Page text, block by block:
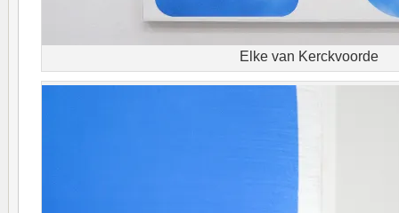
Elke van Kerckvoorde